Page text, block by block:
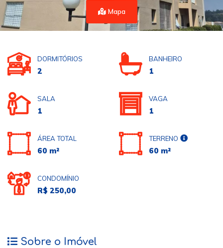
Mapa
DORMITÓRIOS
2
BANHEIRO
1
SALA
1
VAGA
1
ÁREA TOTAL
60 m²
TERRENO
60 m²
CONDOMÍNIO
R$ 250,00
Sobre o Imóvel